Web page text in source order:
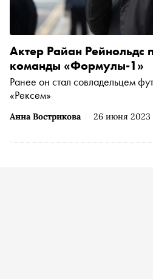
Анна Вострикова 26 июня 2023
Актер Райан Рейнольдс
команды «Формулы-1»
Ранее он стал совладельцем
«Рексем»